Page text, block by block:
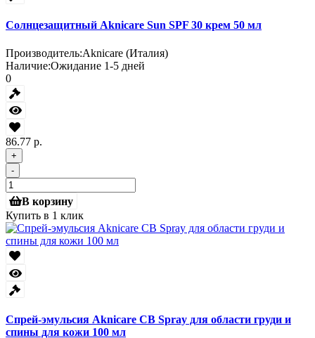
Солнцезащитный Aknicare Sun SPF 30 крем 50 мл
Производитель:Aknicare (Италия)
Наличие:Ожидание 1-5 дней
0
86.77 р.
+
-
В корзину
Купить в 1 клик
Спрей-эмульсия Aknicare CB Spray для области груди и
спины для кожи 100 мл